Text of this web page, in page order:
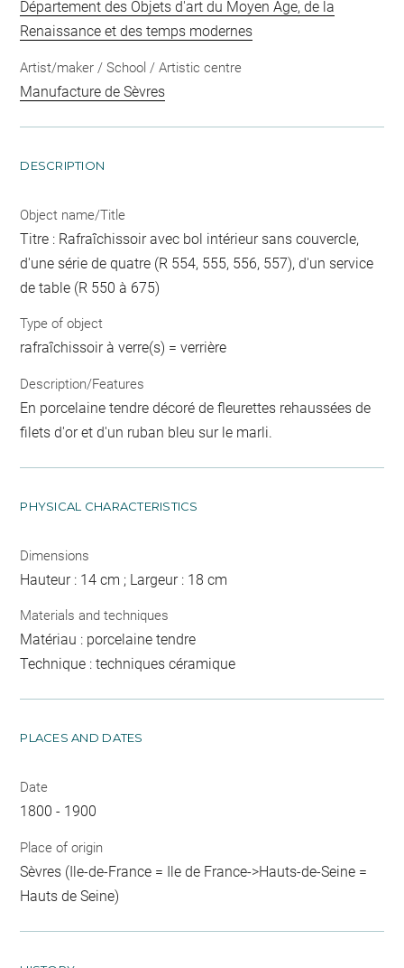
Département des Objets d'art du Moyen Age, de la
Renaissance et des temps modernes
Artist/maker / School / Artistic centre
Manufacture de Sèvres
DESCRIPTION
Object name/Title
Titre : Rafraîchissoir avec bol intérieur sans couvercle,
d'une série de quatre (R 554, 555, 556, 557), d'un service
de table (R 550 à 675)
Type of object
rafraîchissoir à verre(s) = verrière
Description/Features
En porcelaine tendre décoré de fleurettes rehaussées de
filets d'or et d'un ruban bleu sur le marli.
PHYSICAL CHARACTERISTICS
Dimensions
Hauteur : 14 cm ; Largeur : 18 cm
Materials and techniques
Matériau : porcelaine tendre
Technique : techniques céramique
PLACES AND DATES
Date
1800 - 1900
Place of origin
Sèvres (Ile-de-France = Ile de France->Hauts-de-Seine =
Hauts de Seine)